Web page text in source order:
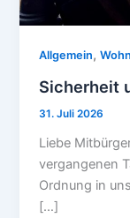
Allgemein,
Sicherheit
31. Juli 2026
Liebe
vergangenen
Ordnung in
[…]